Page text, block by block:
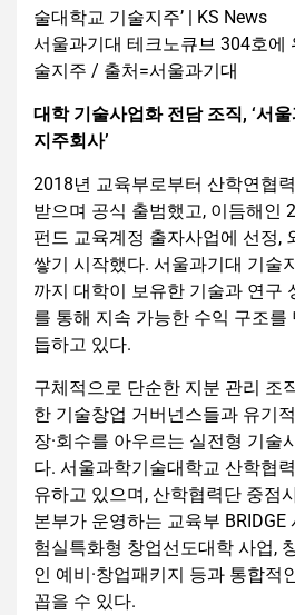
서울과기대 테크노큐브 304호에
술지주 / 출처=서울과기대
대학 기술사업화 전담 조직, ‘서
지주회사’
2018년 교육부로부터 산학연협
받으며 공식 출범했고, 이듬해인
펀드 교육계정 출자사업에 선정,
쌓기 시작했다. 서울과기대 기술
까지 대학이 보유한 기술과 연구
를 통해 지속 가능한 수익 구조를
듭하고 있다.
구체적으로 단순한 지분 관리 조
한 기술창업 거버넌스들과 유기
장·회수를 아우르는 실전형 기술
다. 서울과학기술대학교 산학협
유하고 있으며, 산학협력단 중점
본부가 운영하는 교육부 BRIDGE
험실특화형 창업선도대학 사업,
인 예비·창업패키지 등과 통합적
꼽을 수 있다.